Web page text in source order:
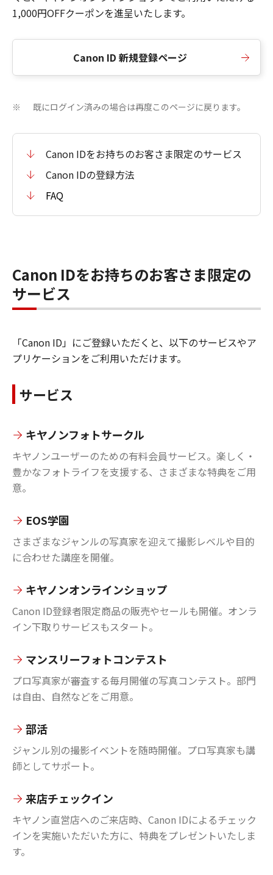
1,000円OFFクーポンを進呈いたします。
Canon ID 新規登録ページ
※ 既にログイン済みの場合は再度このページに戻ります。
Canon IDをお持ちのお客さま限定のサービス
Canon IDの登録方法
FAQ
Canon IDをお持ちのお客さま限定の
サービス
「Canon ID」にご登録いただくと、以下のサービスやア
プリケーションをご利用いただけます。
サービス
キヤノンフォトサークル
キヤノンユーザーのための有料会員サービス。楽しく・
豊かなフォトライフを支援する、さまざまな特典をご用
意。
EOS学園
さまざまなジャンルの写真家を迎えて撮影レベルや目的
に合わせた講座を開催。
キヤノンオンラインショップ
Canon ID登録者限定商品の販売やセールも開催。オンラ
イン下取りサービスもスタート。
マンスリーフォトコンテスト
プロ写真家が審査する毎月開催の写真コンテスト。部門
は自由、自然などをご用意。
部活
ジャンル別の撮影イベントを随時開催。プロ写真家も講
師としてサポート。
来店チェックイン
キヤノン直営店へのご来店時、Canon IDによるチェック
インを実施いただいた方に、特典をプレゼントいたしま
す。